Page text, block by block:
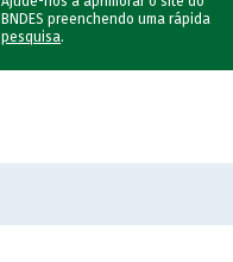
BNDES preenchendo uma rápida
pesquisa.